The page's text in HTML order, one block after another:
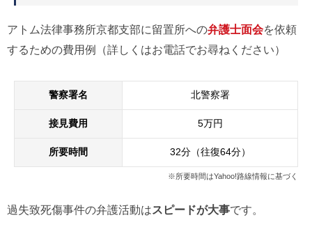
アトム法律事務所京都支部に留置所への弁護士面会を依頼
するための費用例（詳しくはお電話でお尋ねください）
警察署名 北警察署
接見費用 5万円
所要時間 32分（往復64分）
※所要時間はYahoo!路線情報に基づく
過失致死傷事件の弁護活動はスピードが大事です。